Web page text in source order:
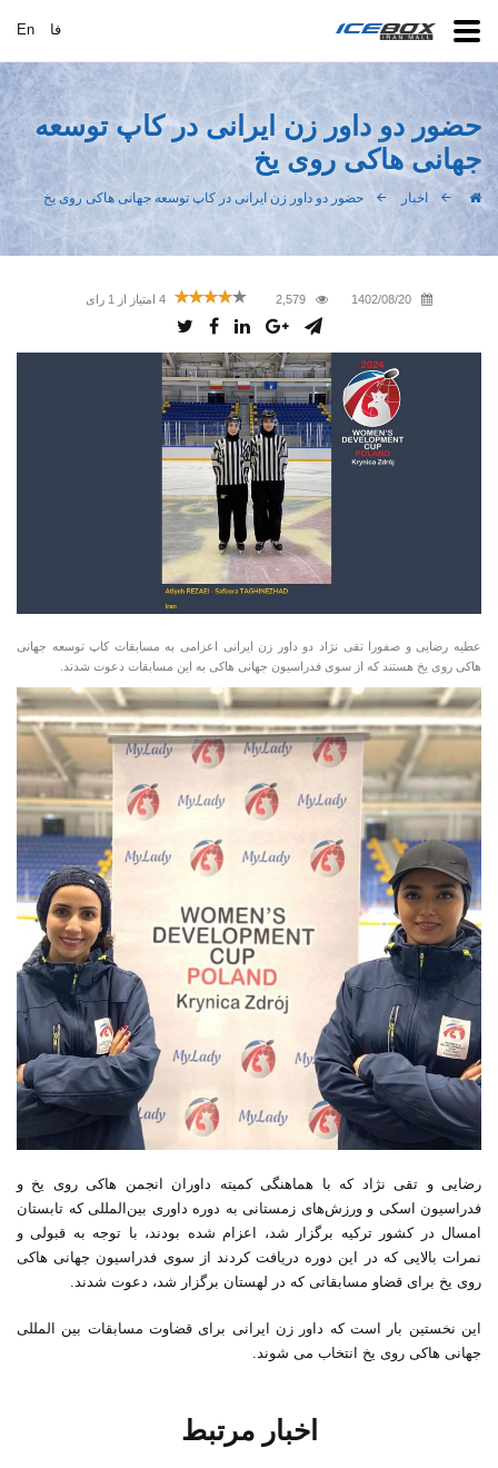
فا En
حضور دو داور زن ایرانی در کاپ توسعه
جهانی هاکی روی یخ
اخبار حضور دو داور زن ایرانی در کاپ توسعه جهانی هاکی روی یخ
1402/08/20
2,579
4 امتیاز از 1 رای
عطیه رضایی و صفورا تقی نژاد دو داور زن ایرانی اعزامی به مسابقات کاپ توسعه جهانی
هاکی روی یخ هستند که از سوی فدراسیون جهانی هاکی به این مسابقات دعوت شدند.
رضایی و تقی نژاد که با هماهنگی کمیته داوران انجمن هاکی روی یخ و
فدراسیون اسکی و ورزش‌های زمستانی به دوره داوری بین‌المللی که تابستان
امسال در کشور ترکیه برگزار شد، اعزام شده بودند، با توجه به قبولی و
نمرات بالایی که در این دوره دریافت کردند از سوی فدراسیون جهانی هاکی
روی یخ برای قضاو مسابقاتی که در لهستان برگزار شد، دعوت شدند.
این نخستین بار است که داور زن ایرانی برای قضاوت مسابقات بین‌‌ ‌المللی
جهانی هاکی روی یخ انتخاب می شوند.
اخبار مرتبط